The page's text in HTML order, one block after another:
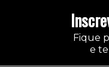
Fique
e